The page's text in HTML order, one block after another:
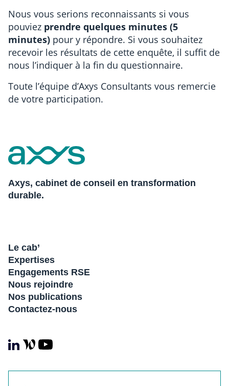
Nous vous serions reconnaissants si vous
pouviez prendre quelques minutes (5
minutes) pour y répondre. Si vous souhaitez
recevoir les résultats de cette enquête, il suffit de
nous l’indiquer à la fin du questionnaire.
Toute l’équipe d’Axys Consultants vous remercie
de votre participation.
Axys, cabinet de conseil en transformation
durable.
Le cab’
Expertises
Engagements RSE
Nous rejoindre
Nos publications
Contactez-nous